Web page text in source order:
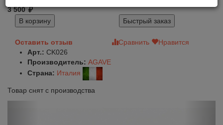
3 500
В корзину
Быстрый заказ
Оставить отзыв Сравнить
Нравится
Арт.: CK026
Производитель: AGAVE
Страна: Италия
Товар снят с производства